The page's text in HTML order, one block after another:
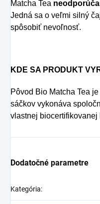
Matcha Tea
Jedná sa o veľmi silný
spôsobiť nevoľnosť.
KDE SA PRODUKT
Pôvod Bio Matcha Tea
sáčkov vykonáva
vlastnej biocertifikovanej
Dodatočné parametre
Kategória: